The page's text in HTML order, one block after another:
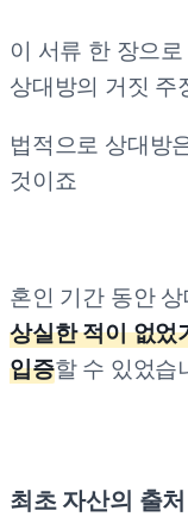
이 서류 한 장으
상대방의 거짓 주
법적으로 상대방
것이죠
혼인 기간 동안
상실한 적이 없었
입증할 수 있었습
최초 자산의 출